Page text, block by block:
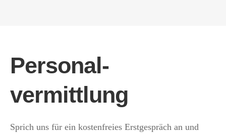
Personal­
vermittlung
Sprich uns für ein kostenfreies Erstgespräch an und